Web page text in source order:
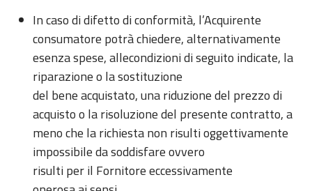
In caso di difetto di conformità, l’Acquirente
consumatore potrà chiedere, alternativamente
esenza spese, allecondizioni di seguito indicate, la
riparazione o la sostituzione
del bene acquistato, una riduzione del prezzo di
acquisto o la risoluzione del presente contratto, a
meno che la richiesta non risulti oggettivamente
impossibile da soddisfare ovvero
risulti per il Fornitore eccessivamente